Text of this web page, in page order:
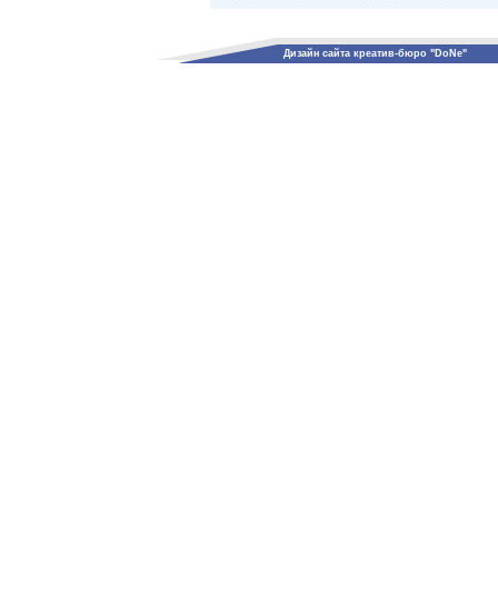
Дизайн сайта креатив-бюро "DoNe"